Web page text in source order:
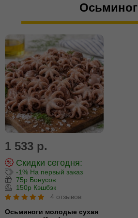
Осьминог
1 533 р.
Скидки сегодня:
-1% На первый заказ
75р Бонусов
150р Кэшбэк
4 отзывов
Осьминоги молодые сухая